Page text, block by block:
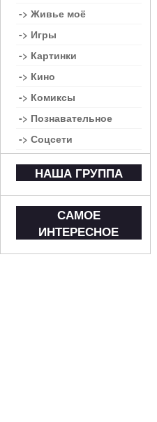
-> Живье моё
-> Игры
-> Картинки
-> Кино
-> Комиксы
-> Познавательное
-> Соцсети
НАША ГРУППА
САМОЕ
ИНТЕРЕСНОЕ